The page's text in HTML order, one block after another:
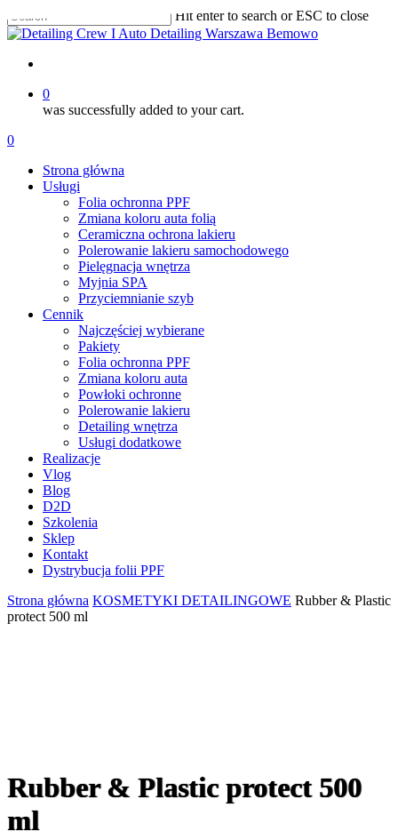
to
content
Hit enter to search or ESC to close
Close
0
was successfully added to your cart.
Menu
account
0
Strona główna
Usługi
Folia ochronna PPF
Zmiana koloru auta folią
Ceramiczna ochrona lakieru
Polerowanie lakieru samochodowego
Pielęgnacja wnętrza
Myjnia SPA
Przyciemnianie szyb
Cennik
Najczęściej wybierane
Pakiety
Folia ochronna PPF
Zmiana koloru auta
Powłoki ochronne
Polerowanie lakieru
Detailing wnętrza
Usługi dodatkowe
Realizacje
Vlog
Blog
D2D
Szkolenia
Sklep
Kontakt
Dystrybucja folii PPF
Strona główna KOSMETYKI DETAILINGOWE Rubber & Plastic
protect 500 ml
Rubber & Plastic protect 500
ml